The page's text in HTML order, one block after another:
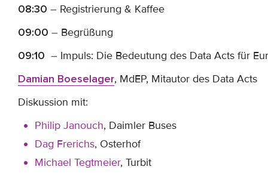
08:30 – Registrierung & Kaffee
09:00 – Begrüßung
09:10 – Impuls: Die Bedeutung des Data Acts für
Damian Boeselager, MdEP, Mitautor des Data Acts
Diskussion mit:
Philip Janouch, Daimler Buses
Dag Frerichs, Osterhof
Michael Tegtmeier, Turbit